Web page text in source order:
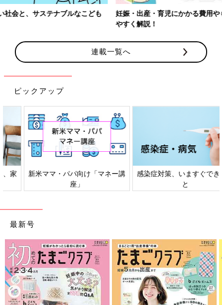
妊娠・出産・育児にかかる費用やもらえる補助金・助成金をわかり
連載一覧へ
ピックアップ
感染症対策、いますぐできるこ
「もしものときの」赤ちゃん・
最新号